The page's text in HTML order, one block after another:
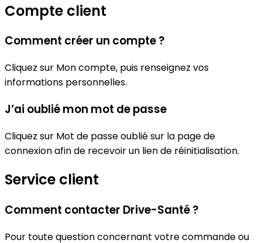
Compte client
Comment créer un compte ?
Cliquez sur Mon compte, puis renseignez vos
informations personnelles.
J’ai oublié mon mot de passe
Cliquez sur Mot de passe oublié sur la page de
connexion afin de recevoir un lien de réinitialisation.
Service client
Comment contacter Drive-Santé ?
Pour toute question concernant votre commande ou